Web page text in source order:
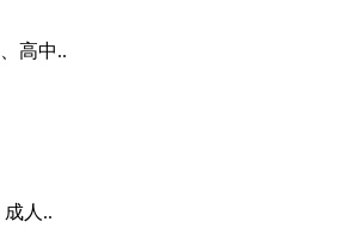
高中..
人..